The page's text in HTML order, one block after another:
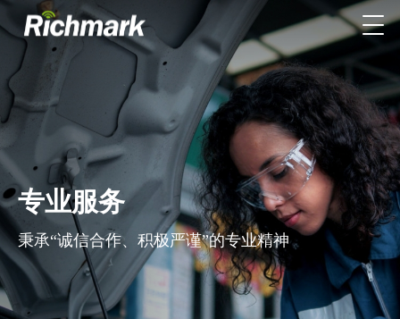
专业服务
秉承“诚信合作、积极严谨”的专业精神